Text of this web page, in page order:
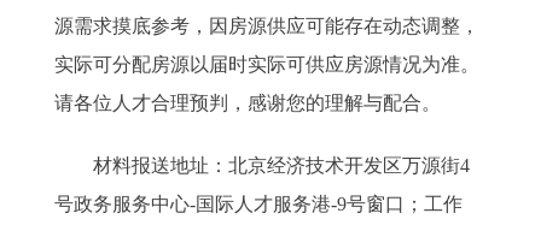
源需求摸底参考，因房源供应可能存在动态调整，
实际可分配房源以届时实际可供应房源情况为准。
请各位人才合理预判，感谢您的理解与配合。
材料报送地址：北京经济技术开发区万源街4
号政务服务中心-国际人才服务港-9号窗口；工作